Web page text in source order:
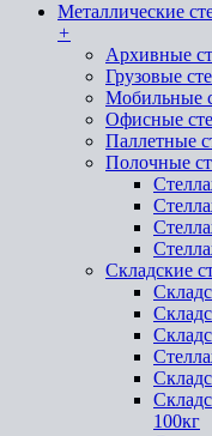
Металлические
+
Архивные
Грузовые
Мобильные
Офисные
Паллетные
Полочные
Складские
100кг